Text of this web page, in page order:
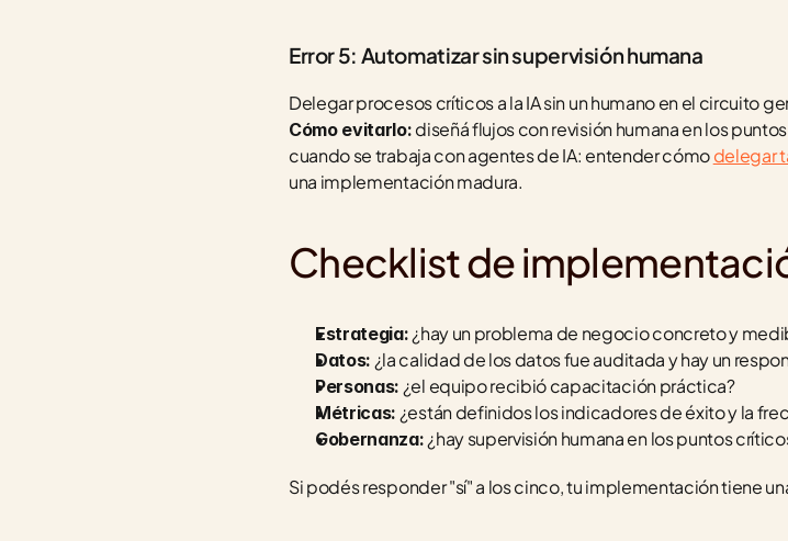
Error 5: Automatizar sin supervisión humana
Cómo evitarlo: diseñá flujos con revisión humana en los
cuando se trabaja con agentes de IA: entender cómo delegar
una implementación madura.
Checklist de
Estrategia: ¿hay un problema de negocio concreto y
Datos: ¿la calidad de los datos fue auditada y hay un
Personas: ¿el equipo recibió capacitación práctica?
Métricas: ¿están definidos los indicadores de éxito y la
Gobernanza: ¿hay supervisión humana en los puntos
Si podés responder "sí" a los cinco, tu implementación tiene